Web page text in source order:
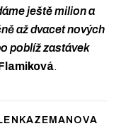
ještě milion a
až dvacet nových
poblíž zastávek
.